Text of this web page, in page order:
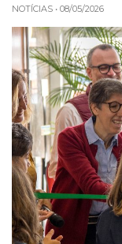
NOTÍCIAS • 08/05/2026